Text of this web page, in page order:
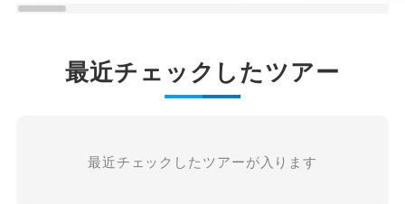
最近チェックしたツアー
最近チェックしたツアーが入ります